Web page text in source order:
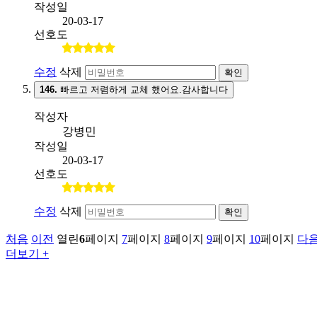
작성일
20-03-17
선호도
수정 삭제
확인
146. 빠르고 저렴하게 교체 했어요.감사합니다
작성자
강병민
작성일
20-03-17
선호도
수정 삭제 확인
처음 이전 열린6페이지 7페이지 8페이지 9페이지 10페이지
다
더보기 +